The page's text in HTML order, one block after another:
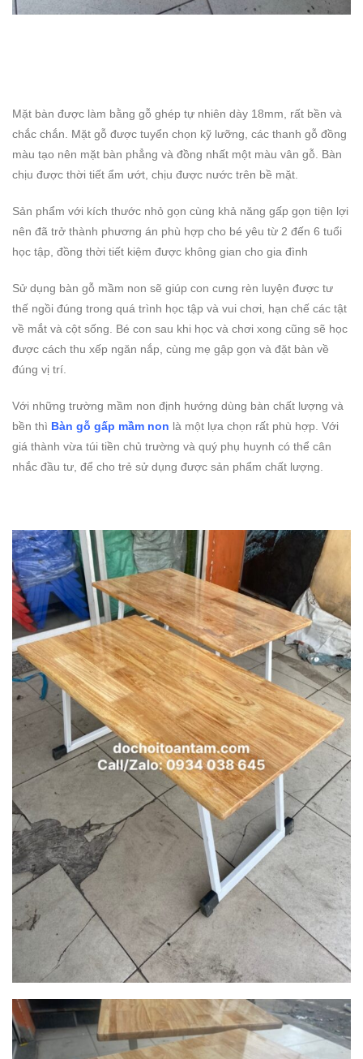
Mặt bàn được làm bằng gỗ ghép tự nhiên dày 18mm, rất bền và
chắc chắn. Mặt gỗ được tuyển chọn kỹ lưỡng, các thanh gỗ đồng
màu tạo nên mặt bàn phẳng và đồng nhất một màu vân gỗ. Bàn
chịu được thời tiết ẩm ướt, chịu được nước trên bề mặt.
Sản phẩm với kích thước nhỏ gọn cùng khả năng gấp gọn tiện lợi
nên đã trở thành phương án phù hợp cho bé yêu từ 2 đến 6 tuổi
học tập, đồng thời tiết kiệm được không gian cho gia đình
Sử dụng bàn gỗ mầm non sẽ giúp con cưng rèn luyện được tư
thế ngồi đúng trong quá trình học tập và vui chơi, hạn chế các tật
về mắt và cột sống. Bé con sau khi học và chơi xong cũng sẽ học
được cách thu xếp ngăn nắp, cùng mẹ gập gọn và đặt bàn về
đúng vị trí.
Với những trường mầm non định hướng dùng bàn chất lượng và
bền thì Bàn gỗ gấp mầm non là một lựa chọn rất phù hợp. Với
giá thành vừa túi tiền chủ trường và quý phụ huynh có thể cân
nhắc đầu tư, để cho trẻ sử dụng được sản phẩm chất lượng.